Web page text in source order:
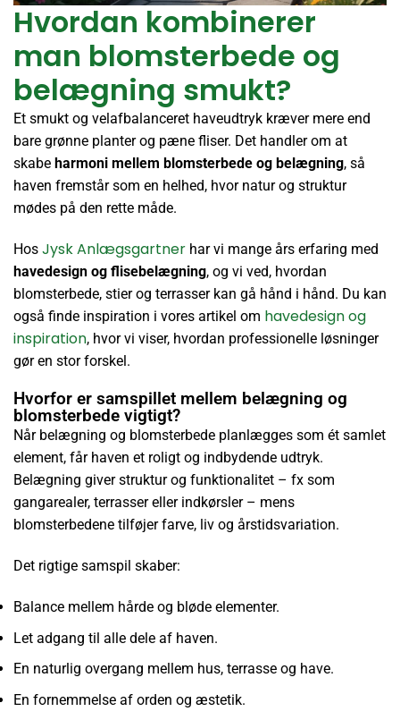
Hvordan kombinerer
man blomsterbede og
belægning smukt?
Et smukt og velafbalanceret haveudtryk kræver mere end
bare grønne planter og pæne fliser. Det handler om at
skabe harmoni mellem blomsterbede og belægning, så
haven fremstår som en helhed, hvor natur og struktur
mødes på den rette måde.
Hos Jysk Anlægsgartner har vi mange års erfaring med
havedesign og flisebelægning, og vi ved, hvordan
blomsterbede, stier og terrasser kan gå hånd i hånd. Du kan
også finde inspiration i vores artikel om havedesign og
inspiration, hvor vi viser, hvordan professionelle løsninger
gør en stor forskel.
Hvorfor er samspillet mellem belægning og
blomsterbede vigtigt?
Når belægning og blomsterbede planlægges som ét samlet
element, får haven et roligt og indbydende udtryk.
Belægning giver struktur og funktionalitet – fx som
gangarealer, terrasser eller indkørsler – mens
blomsterbedene tilføjer farve, liv og årstidsvariation.
Det rigtige samspil skaber:
Balance mellem hårde og bløde elementer.
Let adgang til alle dele af haven.
En naturlig overgang mellem hus, terrasse og have.
En fornemmelse af orden og æstetik.